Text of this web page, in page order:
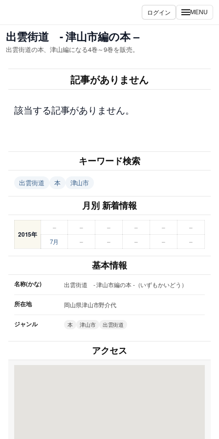
を
ス
キ
ッ
ログイン MENU
出雲街道 - 津山市編の本 –
出雲街道の本、津山編になる4巻～9巻を販売。
記事がありません
該当する記事がありません。
キーワード検索
出雲街道 本 津山市
月別 新着情報
2015年
– – – – –
–
7月
– – – – –
基本情報
名称(かな) 出雲街道 - 津山市編の本 -（いずもかいどう）
所在地 岡山県津山市野介代
ジャンル 本 津山市 出雲街道
アクセス